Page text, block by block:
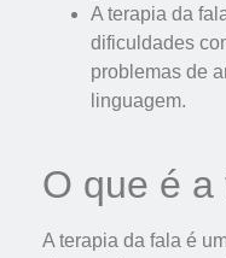
A terapia da
dificuldades
problemas de
linguagem.
O que é
A terapia da fala é